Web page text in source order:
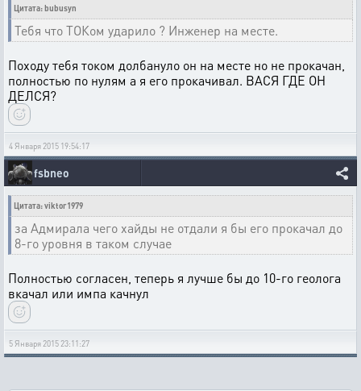
Цитата: bubusyn
Тебя что ТОКом ударило ? Инженер на месте.
Походу тебя током долбануло он на месте но не прокачан,
полностью по нулям а я его прокачивал. ВАСЯ ГДЕ ОН
ДЕЛСЯ?
4 Января 2015 19:54:17
fsbneo
Цитата: viktor1979
за Адмирала чего хайды не отдали я бы его прокачал до
8-го уровня в таком случае
Полностью согласен, теперь я лучше бы до 10-го геолога
вкачал или импа качнул
5 Января 2015 23:11:27